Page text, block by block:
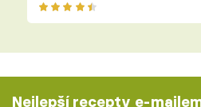
Nejlepší recepty e-